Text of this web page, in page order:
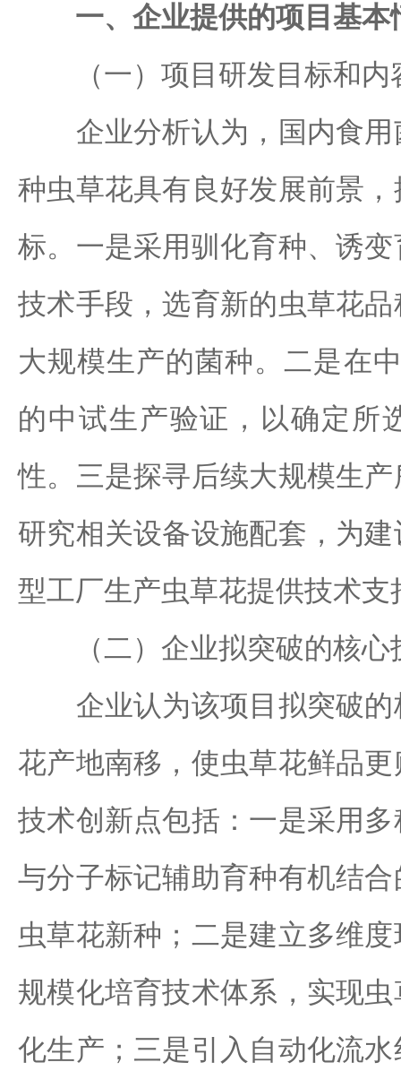
一、企业提供的项目基本
（一）项目研发目标和内
企业分析认为，国内食用
种虫草花具有良好发展前景
标。一是采用驯化育种、诱
技术手段，选育新的虫草花
大规模生产的菌种。二是在
的中试生产验证，以确定所
性。三是探寻后续大规模生
研究相关设备设施配套，为
型工厂生产虫草花提供技术支
（二）企业拟突破的核心
企业认为该项目拟突破的
花产地南移，使虫草花鲜品
技术创新点包括：一是采用
与分子标记辅助育种有机结
虫草花新种；二是建立多维
规模化培育技术体系，实现
化生产；三是引入自动化流